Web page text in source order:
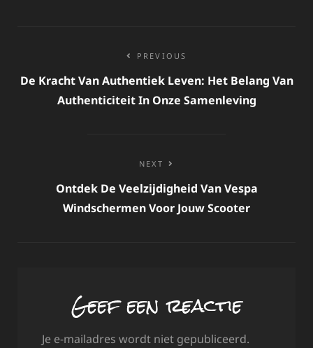
navigatie
PREVIOUS
De Kracht Van Authentiek Leven: Het Belang Van
Authenticiteit In Onze Samenleving
NEXT
Ontdek De Veelzijdigheid Van Vespa
Windschermen Voor Jouw Scooter
Geef een reactie
Je e-mailadres wordt niet gepubliceerd.